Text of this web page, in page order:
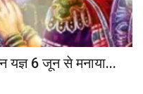
यज्ञ 6 जून से मनाया...